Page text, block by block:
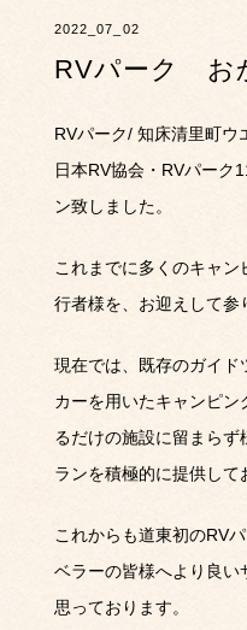
2022_07_02
RVパーク お
RVパーク/ 知床清里町ウ
日本RV協会・RVパーク
ン致しました。
これまでに多くのキャ
行者様を、お迎えして参
現在では、既存のガイド
カーを用いたキャンピン
るだけの施設に留まら
ランを積極的に提供して
これからも道東初のRV
ベラーの皆様へより良い
思っております。